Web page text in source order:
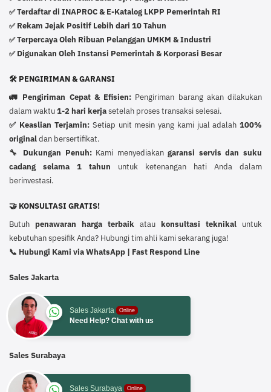
✅Terdaftar di INAPROC & E-Katalog LKPP Pemerintah RI
✅ Rekam Jejak Positif Lebih dari 10 Tahun
✅Terpercaya Oleh Ribuan Pelanggan UMKM & Industri
✅ Digunakan Oleh Instansi Pemerintah & Korporasi Besar
🛠️ PENGIRIMAN & GARANSI
🚛 Pengiriman Cepat & Efisien: Pengiriman barang akan dilakukan
dalam waktu1-2 hari kerjasetelah proses transaksi selesai.
✅ Keaslian Terjamin: Setiap unit mesin yang kami jual adalah100%
originaldan bersertifikat.
🔧 Dukungan Penuh:Kami menyediakangaransi servis dan suku
cadang selama 1 tahun untuk ketenangan hati Anda dalam
berinvestasi.
🤝 KONSULTASI GRATIS!
Butuh penawaran harga terbaik atau konsultasi teknikal untuk
kebutuhan spesifik Anda? Hubungi tim ahli kami sekarang juga!
📞 Hubungi Kami via WhatsApp | Fast Respond Line
Sales Jakarta
Sales Jakarta Online
Need Help? Chat with us
Sales Surabaya
Sales Surabaya Online